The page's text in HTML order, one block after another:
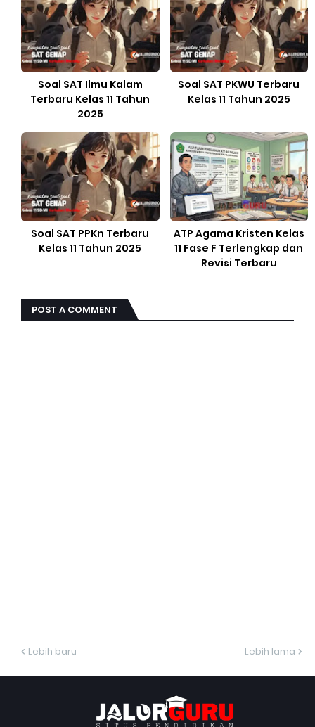
Soal SAT Ilmu Kalam
Terbaru Kelas 11 Tahun
2025
Soal SAT PKWU Terbaru
Kelas 11 Tahun 2025
Soal SAT PPKn Terbaru
Kelas 11 Tahun 2025
ATP Agama Kristen Kelas
11 Fase F Terlengkap dan
Revisi Terbaru
POST A COMMENT
Lebih baru Lebih lama